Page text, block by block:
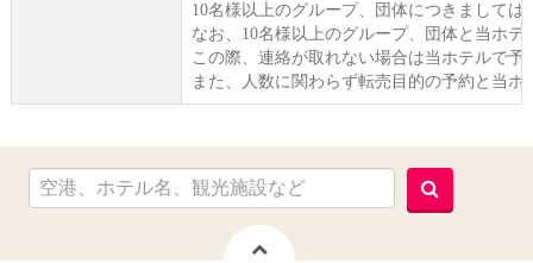
10名様以上のグループ、団体につきまして
なお、10名様以上のグループ、団体と当ホ
この際、連絡が取れない場合は当ホテルで
また、人数に関わらず転売目的の予約と当